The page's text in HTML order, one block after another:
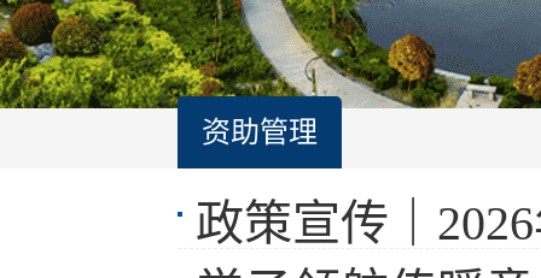
资助管理
政策宣传｜2026年国